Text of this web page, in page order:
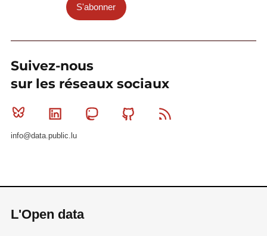
S'abonner
Suivez-nous
sur les réseaux sociaux
Bluesky Linkedin MastodonGithub
info@data.public.lu
L'Open data